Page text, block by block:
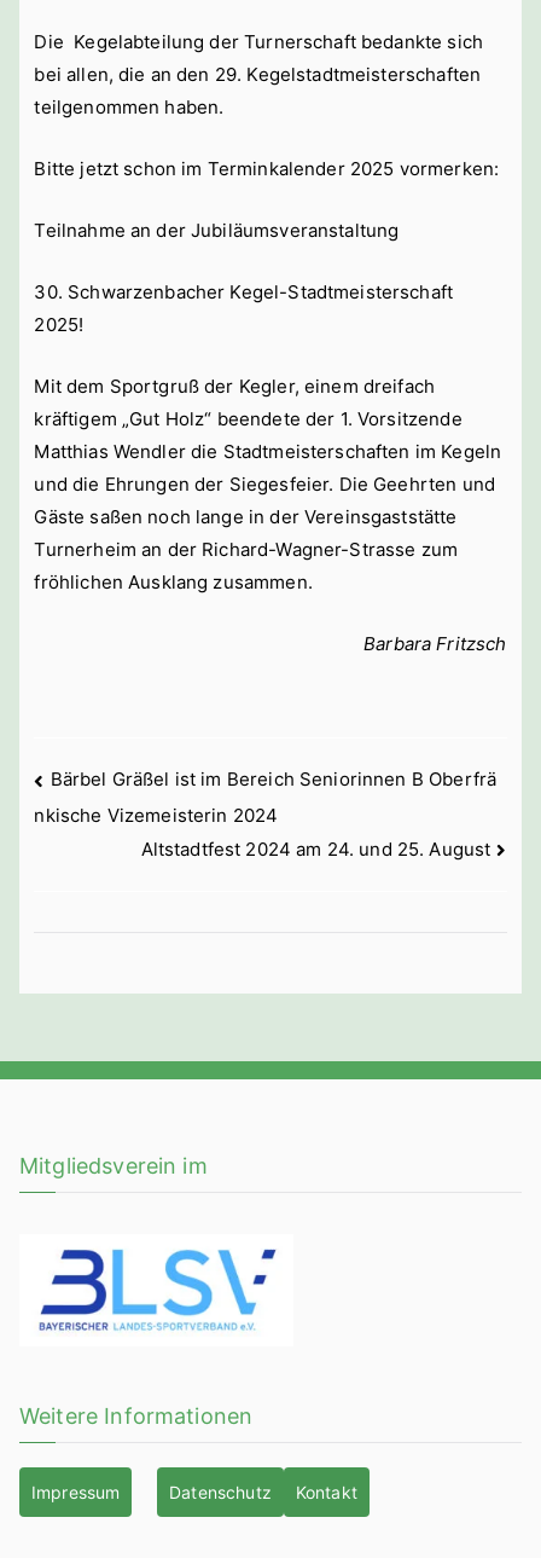
Die Kegelabteilung der Turnerschaft bedankte sich
bei allen, die an den 29. Kegelstadtmeisterschaften
teilgenommen haben.
Bitte jetzt schon im Terminkalender 2025 vormerken:
Teilnahme an der Jubiläumsveranstaltung
30. Schwarzenbacher Kegel-Stadtmeisterschaft
2025!
Mit dem Sportgruß der Kegler, einem dreifach
kräftigem „Gut Holz“ beendete der 1. Vorsitzende
Matthias Wendler die Stadtmeisterschaften im Kegeln
und die Ehrungen der Siegesfeier. Die Geehrten und
Gäste saßen noch lange in der Vereinsgaststätte
Turnerheim an der Richard-Wagner-Strasse zum
fröhlichen Ausklang zusammen.
Barbara Fritzsch
Beitragsnavigation
Bärbel Gräßel ist im Bereich Seniorinnen B Oberfrä
nkische Vizemeisterin 2024
Altstadtfest 2024 am 24. und 25. August
Mitgliedsverein im
Weitere Informationen
Impressum Datenschutz Kontakt